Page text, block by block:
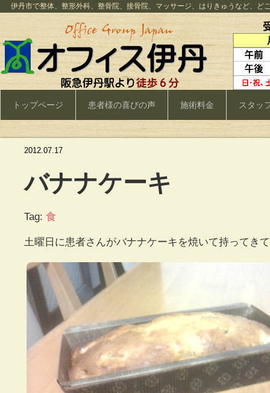
伊丹市で整体、整形外科、整骨院、接骨院、マッサージ、はりきゅうなど、
トップページ 患者様の喜びの声 施術料金 スタッ
2012.07.17
バナナケーキ
Tag: 食
土曜日に患者さんがバナナケーキを焼いて持ってき